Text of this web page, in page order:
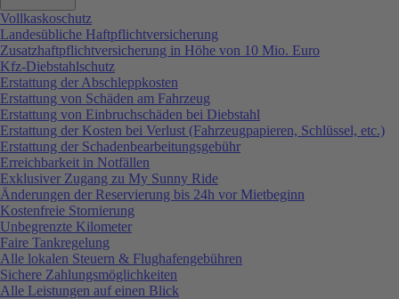
Vollkaskoschutz
Landesübliche Haftpflichtversicherung
Zusatzhaftpflichtversicherung in Höhe von 10 Mio. Euro
Kfz-Diebstahlschutz
Erstattung der Abschleppkosten
Erstattung von Schäden am Fahrzeug
Erstattung von Einbruchschäden bei Diebstahl
Erstattung der Kosten bei Verlust (Fahrzeugpapieren, Schlüssel, etc.)
Erstattung der Schadenbearbeitungsgebühr
Erreichbarkeit in Notfällen
Exklusiver Zugang zu My Sunny Ride
Änderungen der Reservierung bis 24h vor Mietbeginn
Kostenfreie Stornierung
Unbegrenzte Kilometer
Faire Tankregelung
Alle lokalen Steuern & Flughafengebühren
Sichere Zahlungsmöglichkeiten
Alle Leistungen auf einen Blick